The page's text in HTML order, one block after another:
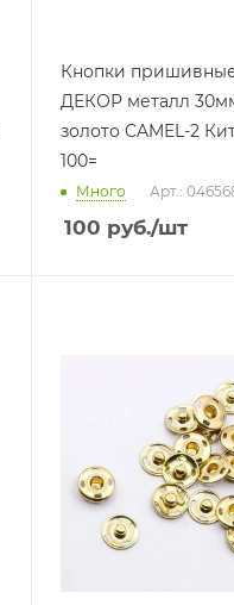
Кнопки
ДЕКОР металл
золото CAMEL-2
100=
Много Арт.:
100 руб./шт